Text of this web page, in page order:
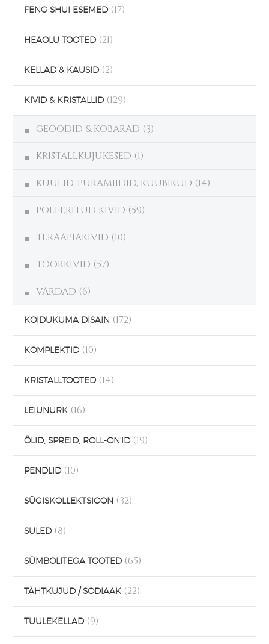
FENG SHUI ESEMED (17)
HEAOLU TOOTED (21)
KELLAD & KAUSID (2)
KIVID & KRISTALLID (129)
GEOODID & KOBARAD (3)
KRISTALLKUJUKESED (1)
KUULID, PÜRAMIIDID, KUUBIKUD (14)
POLEERITUD KIVID (59)
TERAAPIAKIVID (10)
TOORKIVID (57)
VARDAD (6)
KOIDUKUMA DISAIN (172)
KOMPLEKTID (10)
KRISTALLTOOTED (14)
LEIUNURK (16)
ÕLID, SPREID, ROLL-ON'ID (19)
PENDLID (10)
SÜGISKOLLEKTSIOON (32)
SULED (8)
SÜMBOLITEGA TOOTED (65)
TÄHTKUJUD / SODIAAK (22)
TUULEKELLAD (9)